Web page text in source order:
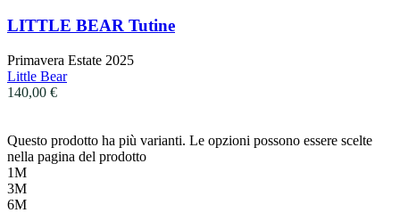
LITTLE BEAR Tutine
Primavera Estate 2025
Little Bear
140,00 €
Questo prodotto ha più varianti. Le opzioni possono essere scelte
nella pagina del prodotto
1M
3M
6M